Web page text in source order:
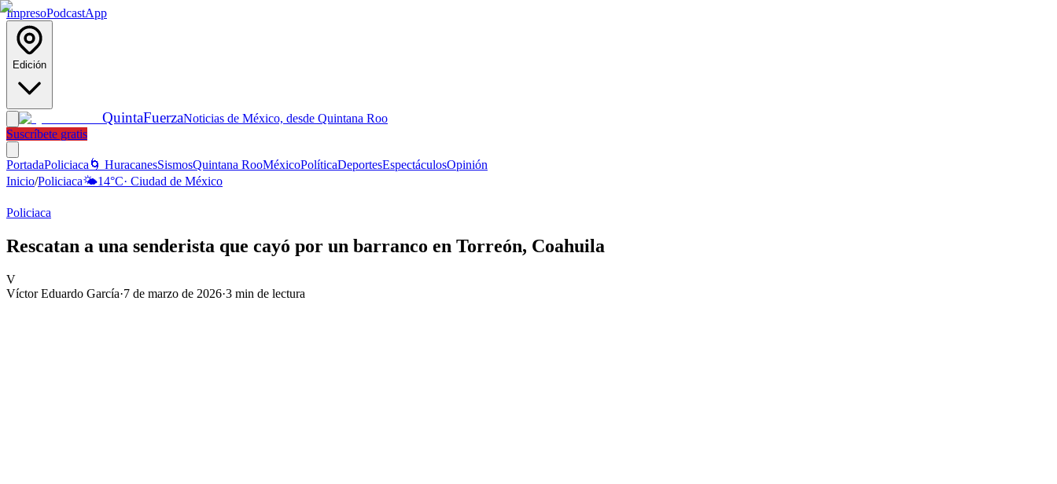
ImpresoPodcastApp
Edición
QuintaFuerzaNoticias de México, desde Quintana Roo
Suscríbete gratis
PortadaPoliciaca 🌀 HuracanesSismosQuintana RooMéxicoPolíticaDeportesEspectáculosOpinión
Inicio/Policiaca🌤️14°C· Ciudad de México
Policiaca
Rescatan a una senderista que cayó por un barranco en Torreón, Coahuila
V
Víctor Eduardo García·7 de marzo de 2026·3 min de lectura